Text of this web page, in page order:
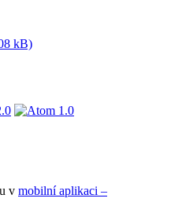
kB)
v mobilní aplikaci –